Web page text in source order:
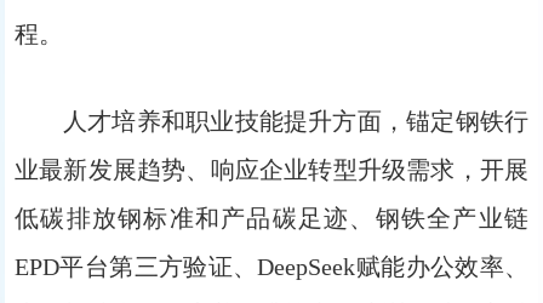
程。
人才培养和职业技能提升方面，锚定钢铁行
业最新发展趋势、响应企业转型升级需求，开展
低碳排放钢标准和产品碳足迹、钢铁全产业链
EPD平台第三方验证、DeepSeek赋能办公效率、